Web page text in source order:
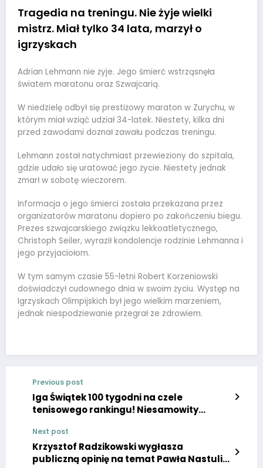
Tragedia na treningu. Nie żyje wielki
mistrz. Miał tylko 34 lata, marzył o
igrzyskach
Adrian Lehmann nie żyje. Jego śmierć wstrząsnęła
światem maratonu oraz Szwajcarią.
W niedzielę odbył się prestiżowy maraton w Zurychu, w
którym miał wziąć udział 34-latek. Niestety, kilka dni
przed zawodami doznał zawału podczas treningu.
Lehmann został natychmiast przewieziony do szpitala,
gdzie udało się uratować jego życie. Niestety jednak
zmarł w sobotę wieczorem.
Informacja o jego śmierci została przekazana przez
organizatorów maratonu dopiero po zakończeniu biegu.
Prezes szwajcarskiego związku lekkoatletycznego,
Christoph Seiler, wyraził kondolencje rodzinie Lehmanna i
jego przyjaciołom.
W tym samym czasie 55-letni Robert Korzeniowski
doświadczył cudownego dnia w swoim życiu. Występ na
Igrzyskach Olimpijskich był jego wielkim marzeniem,
jednak niespodziewanie przegrał ze zdrowiem.
Previous post
Iga Świątek 100 tygodni na czele
tenisowego rankingu! Niesamowity
Next post
Krzysztof Radzikowski wygłasza
publiczną opinię na temat Pawła Nastuli!